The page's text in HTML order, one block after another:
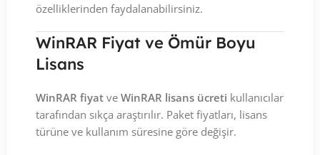
özelliklerinden faydalanabilirsiniz.
WinRAR Fiyat ve Ömür Boyu
Lisans
WinRAR fiyat ve WinRAR lisans ücreti kullanıcılar
tarafından sıkça araştırılır. Paket fiyatları, lisans
türüne ve kullanım süresine göre değişir.